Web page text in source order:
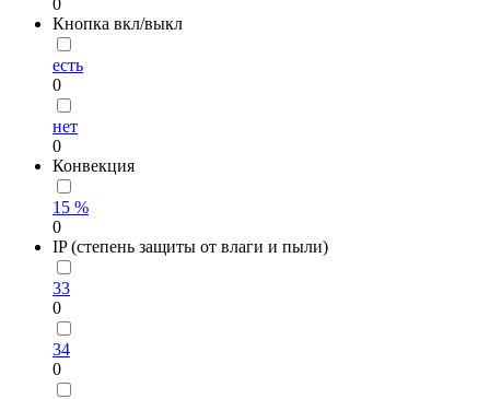
Кнопка вкл/выкл
есть
0
нет
0
Конвекция
15 %
0
IP (степень защиты от влаги и пыли)
33
0
34
0